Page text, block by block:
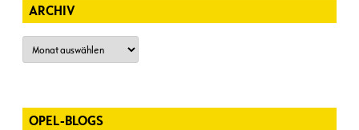
ARCHIV
Archiv
OPEL-BLOGS